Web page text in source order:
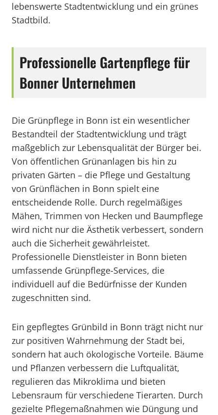
lebenswerte Stadtentwicklung und ein grünes
Stadtbild.
Professionelle Gartenpflege für
Bonner Unternehmen
Die Grünpflege in Bonn ist ein wesentlicher
Bestandteil der Stadtentwicklung und trägt
maßgeblich zur Lebensqualität der Bürger bei.
Von öffentlichen Grünanlagen bis hin zu
privaten Gärten – die Pflege und Gestaltung
von Grünflächen in Bonn spielt eine
entscheidende Rolle. Durch regelmäßiges
Mähen, Trimmen von Hecken und Baumpflege
wird nicht nur die Ästhetik verbessert, sondern
auch die Sicherheit gewährleistet.
Professionelle Dienstleister in Bonn bieten
umfassende Grünpflege-Services, die
individuell auf die Bedürfnisse der Kunden
zugeschnitten sind.
Ein gepflegtes Grünbild in Bonn trägt nicht nur
zur positiven Wahrnehmung der Stadt bei,
sondern hat auch ökologische Vorteile. Bäume
und Pflanzen verbessern die Luftqualität,
regulieren das Mikroklima und bieten
Lebensraum für verschiedene Tierarten. Durch
gezielte Pflegemaßnahmen wie Düngung und